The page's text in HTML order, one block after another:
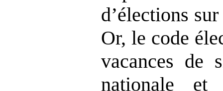
d’élections
Or, le code
vacances de
nationale et